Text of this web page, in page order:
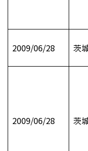
2009/06/28 茨
2009/06/28 茨